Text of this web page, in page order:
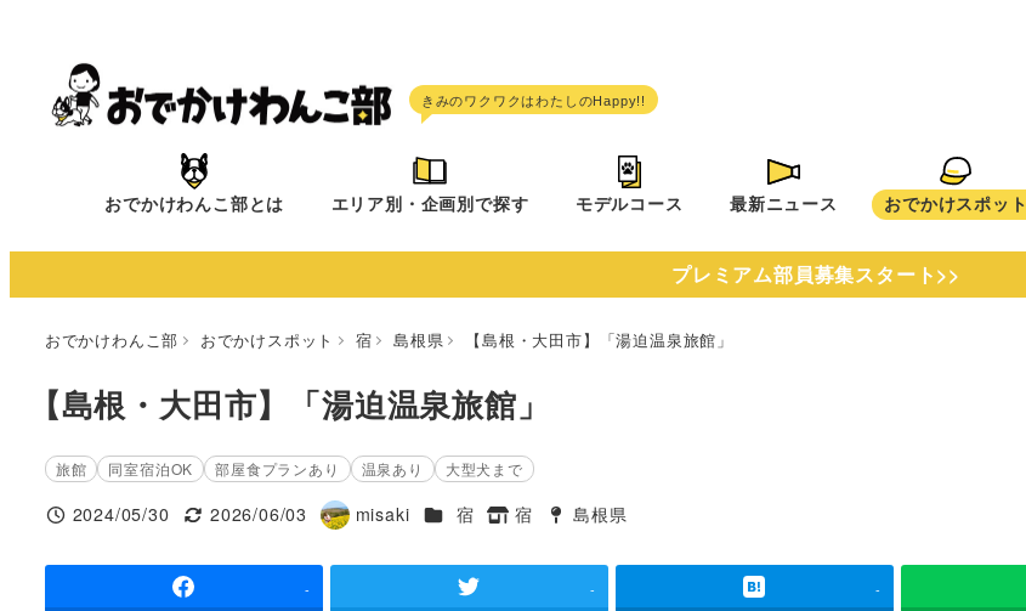
へ
おでかけわんこ部とは エリア別・企画別で探す モデルコース 最新ニュース おでかけスポット
プレミアム部員募集スタート>>
おでかけわんこ部 おでかけスポット 宿 島根県 【島根・大田市】「湯迫温泉旅館」
【島根・大田市】「湯迫温泉旅館」
旅館 同室宿泊OK 部屋食プランあり 温泉あり 大型犬まで
投稿日
2024/05/30
更新日
2026/06/03
著
misaki 施設ジャンル
宿
タグ
宿
タグ
島根県
- - -